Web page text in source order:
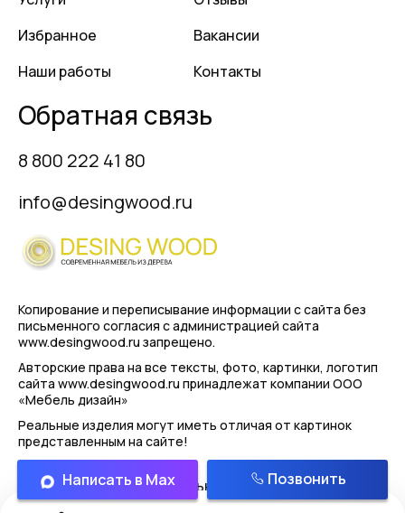
Избранное
Наши работы
Вакансии
Контакты
Обратная связь
8 800 222 41 80
info@desingwood.ru
Копирование и переписывание информации с сайта без
письменного согласия с администрацией сайта
www.desingwood.ru запрещено.
Авторские права на все тексты, фото, картинки, логотип
сайта www.desingwood.ru принадлежат компании ООО
«Мебель дизайн»
Реальные изделия могут иметь отличая от картинок
представленным на сайте!
Политика конфиденциальности
Написать в Max Позвонить